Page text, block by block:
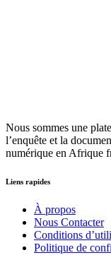
Nous sommes une
l’enquête et la
numérique en Afrique
Liens rapides
À propos
Nous Contacter
Conditions
Politique de